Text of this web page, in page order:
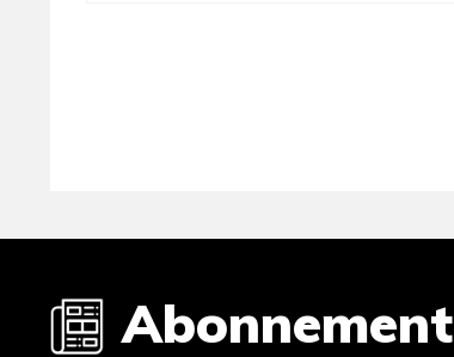
Abonnement